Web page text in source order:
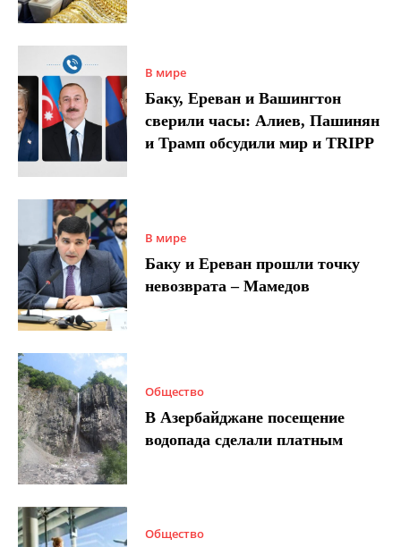
В мире
Баку, Ереван и Вашингтон
сверили часы: Алиев, Пашинян
и Трамп обсудили мир и TRIPP
В мире
Баку и Ереван прошли точку
невозврата – Мамедов
Общество
В Азербайджане посещение
водопада сделали платным
Общество